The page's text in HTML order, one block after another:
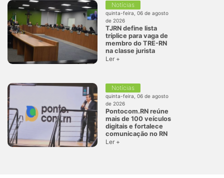
Notícias
quinta-feira, 06 de agosto
de 2026
TJRN define lista
tríplice para vaga de
membro do TRE-RN
na classe jurista
Ler +
Notícias
quinta-feira, 06 de agosto
de 2026
Pontocom.RN reúne
mais de 100 veículos
digitais e fortalece
comunicação no RN
Ler +